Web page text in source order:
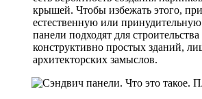
крышей. Чтобы избежать этого,
естественную или
панели подходят для строительства
конструктивно простых зданий,
архитекторских замыслов.